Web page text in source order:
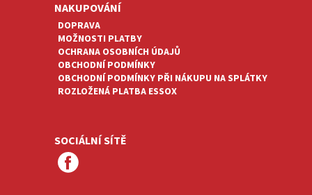
NAKUPOVÁNÍ
DOPRAVA
MOŽNOSTI PLATBY
OCHRANA OSOBNÍCH ÚDAJŮ
OBCHODNÍ PODMÍNKY
OBCHODNÍ PODMÍNKY PŘI NÁKUPU NA SPLÁTKY
ROZLOŽENÁ PLATBA ESSOX
SOCIÁLNÍ SÍTĚ